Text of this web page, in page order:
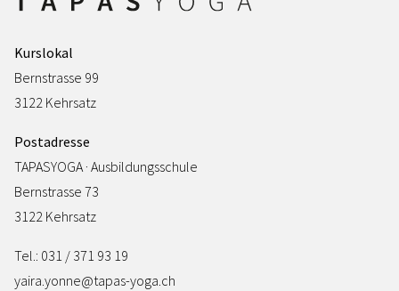
Kurslokal
Bernstrasse 99
3122 Kehrsatz
Postadresse
TAPASYOGA · Ausbildungsschule
Bernstrasse 73
3122 Kehrsatz
Tel.: 031 / 371 93 19
yaira.yonne@tapas-yoga.ch